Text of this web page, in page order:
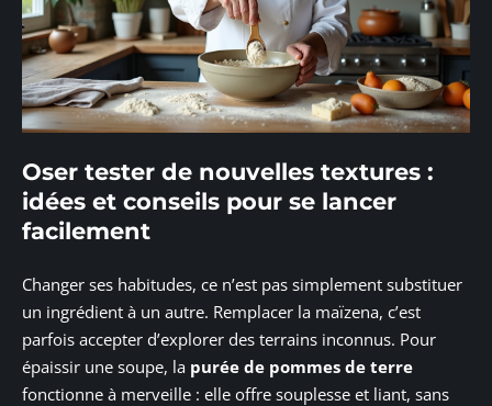
Oser tester de nouvelles textures :
idées et conseils pour se lancer
facilement
Changer ses habitudes, ce n’est pas simplement substituer
un ingrédient à un autre. Remplacer la maïzena, c’est
parfois accepter d’explorer des terrains inconnus. Pour
épaissir une soupe, la purée de pommes de terre
fonctionne à merveille : elle offre souplesse et liant, sans